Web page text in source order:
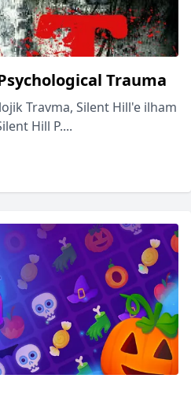
Trauma
Travma, Silent Hill'e ilham
Hill P....